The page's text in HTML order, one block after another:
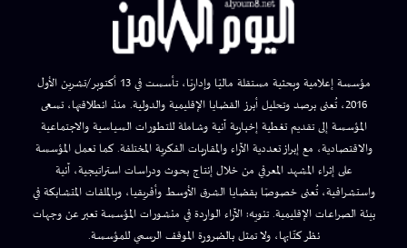
مؤسسة إعلامية وبحثية مستقلة ماليًا وإداريًا، تأسست في 13 أكتوبر/تشرين الأول
2016، تُعنى برصد وتحليل أبرز القضايا الإقليمية والدولية. منذ انطلاقتها، تسعى
المؤسسة إلى تقديم تغطية إخبارية آنية وشاملة للتطورات السياسية والاجتماعية
والاقتصادية، مع إبراز تعددية الآراء والمقاربات الفكرية المختلفة. كما تعمل المؤسسة
على إثراء المشهد المعرفي من خلال إنتاج بحوث ودراسات استراتيجية، آنية
واستشرافية، تُعنى خصوصًا بقضايا الشرق الأوسط وأفريقيا، وبالملفات المتشابكة في
بيئة الصراعات الإقليمية. تنويه: الآراء الواردة في منشورات المؤسسة تعبر عن وجهات
نظر كتّابها، ولا تمثل بالضرورة الموقف الرسمي للمؤسسة.